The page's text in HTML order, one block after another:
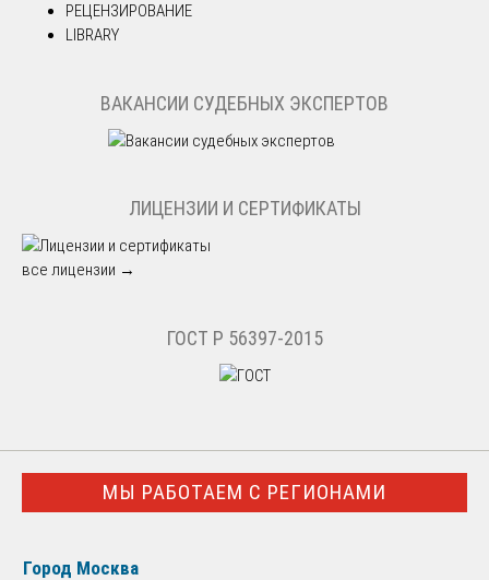
РЕЦЕНЗИРОВАНИЕ
LIBRARY
ВАКАНСИИ СУДЕБНЫХ ЭКСПЕРТОВ
ЛИЦЕНЗИИ И СЕРТИФИКАТЫ
все лицензии →
ГОСТ Р 56397-2015
МЫ РАБОТАЕМ С РЕГИОНАМИ
Город Москва